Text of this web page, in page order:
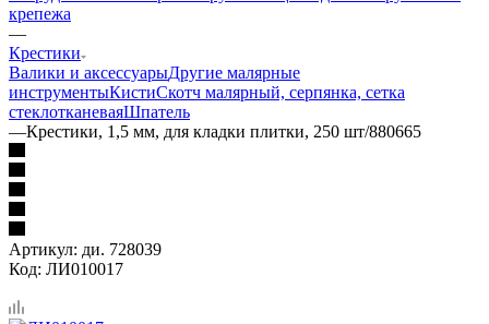
крепежа
—
Крестики
Валики и аксессуарыДругие малярные
инструментыКистиСкотч малярный, серпянка, сетка
стеклотканеваяШпатель
—Крестики, 1,5 мм, для кладки плитки, 250 шт/880665
Артикул: ди. 728039
Код: ЛИ010017